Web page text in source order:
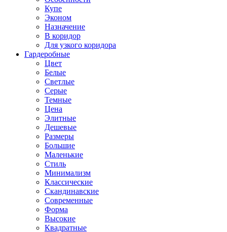
Купе
Эконом
Назначение
В коридор
Для узкого коридора
Гардеробные
Цвет
Белые
Светлые
Серые
Темные
Цена
Элитные
Дешевые
Размеры
Большие
Маленькие
Стиль
Минимализм
Классические
Скандинавские
Современные
Форма
Высокие
Квадратные